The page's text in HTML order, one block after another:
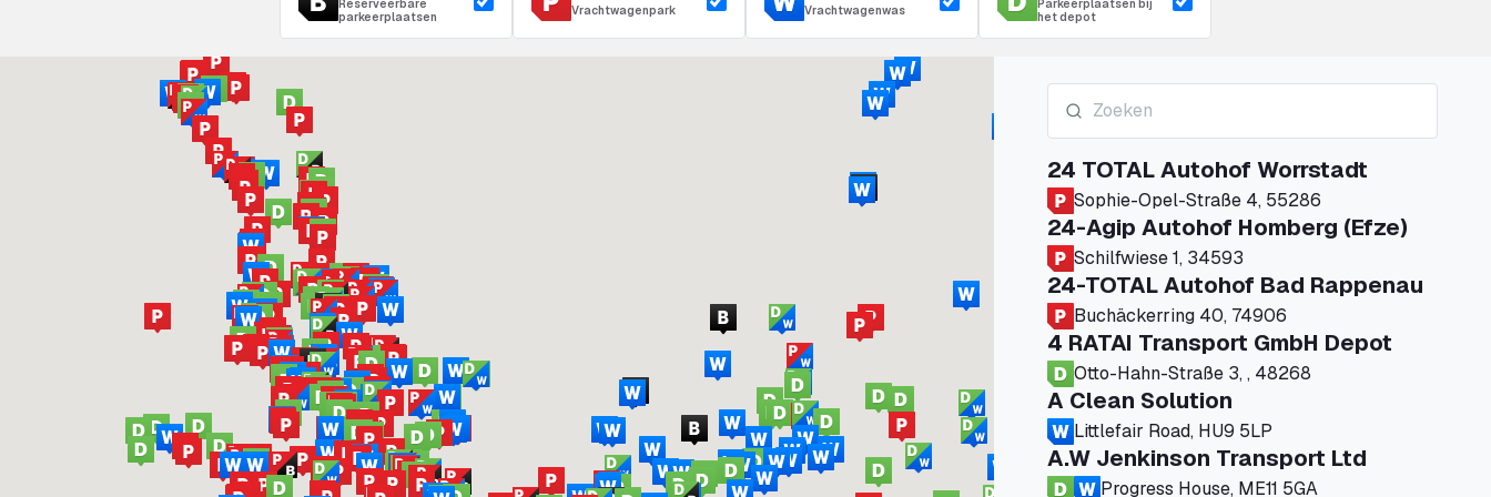
Reserveerbare
parkeerplaatsen
Vrachtwagenpark Vrachtwagenwas
Parkeerplaatsen bij
het depot
24 TOTAL Autohof Worrstadt
Sophie-Opel-Straße 4, 55286
24-Agip Autohof Homberg (Efze)
Schilfwiese 1, 34593
24-TOTAL Autohof Bad Rappenau
Buchäckerring 40, 74906
4 RATAI Transport GmbH Depot
Otto-Hahn-Straße 3, , 48268
A Clean Solution
Littlefair Road, HU9 5LP
A.W Jenkinson Transport Ltd
Progress House, ME11 5GA